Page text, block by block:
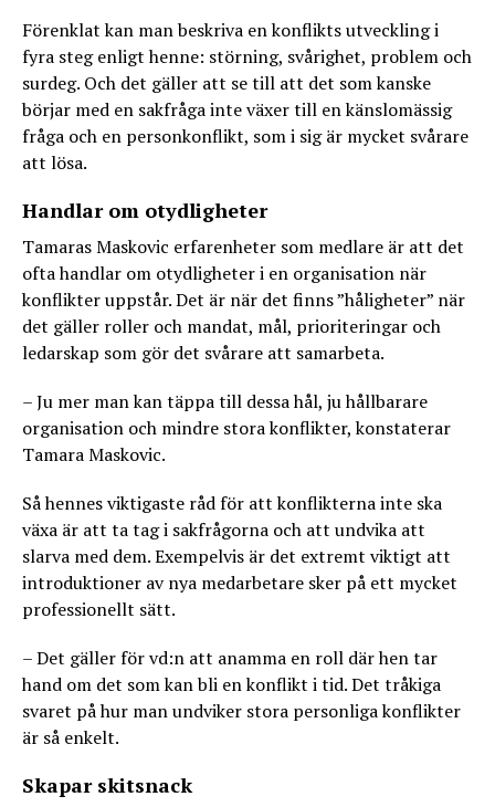
Förenklat kan man beskriva en konflikts utveckling i
fyra steg enligt henne: störning, svårighet, problem och
surdeg. Och det gäller att se till att det som kanske
börjar med en sakfråga inte växer till en känslomässig
fråga och en personkonflikt, som i sig är mycket svårare
att lösa.
Handlar om otydligheter
Tamaras Maskovic erfarenheter som medlare är att det
ofta handlar om otydligheter i en organisation när
konflikter uppstår. Det är när det finns ”håligheter” när
det gäller roller och mandat, mål, prioriteringar och
ledarskap som gör det svårare att samarbeta.
– Ju mer man kan täppa till dessa hål, ju hållbarare
organisation och mindre stora konflikter, konstaterar
Tamara Maskovic.
Så hennes viktigaste råd för att konflikterna inte ska
växa är att ta tag i sakfrågorna och att undvika att
slarva med dem. Exempelvis är det extremt viktigt att
introduktioner av nya medarbetare sker på ett mycket
professionellt sätt.
– Det gäller för vd:n att anamma en roll där hen tar
hand om det som kan bli en konflikt i tid. Det tråkiga
svaret på hur man undviker stora personliga konflikter
är så enkelt.
Skapar skitsnack